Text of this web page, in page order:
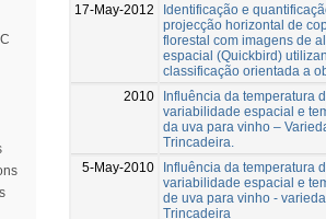
17-May-2012
Identificação e
projecção horizontal de
florestal com imagens de
espacial (Quickbird)
classificação orientada a
2010
Influência da temperatura
variabilidade espacial e
da uva para vinho –
Trincadeira.
5-May-2010
Influência da temperatura
variabilidade espacial e
de uva para vinho -
Trincadeira